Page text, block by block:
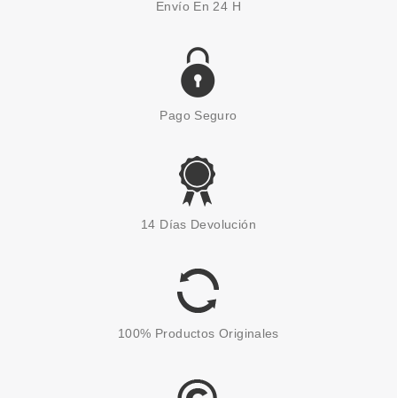
EUGENE PERMA
EUGENE PERMA ESSENTIEL
KIT PRO DENSITE FORCE 2 (3
14.49€
Envío En 24 H
Pago Seguro
14 Días Devolución
100% Productos Originales